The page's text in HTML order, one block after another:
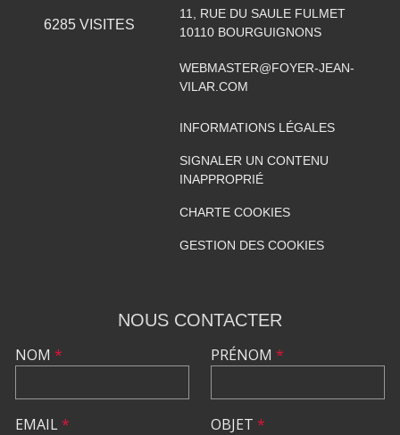
6285 VISITES
11, RUE DU SAULE FULMET
10110 BOURGUIGNONS
WEBMASTER@FOYER-JEAN-
VILAR.COM
INFORMATIONS LÉGALES
SIGNALER UN CONTENU
INAPPROPRIÉ
CHARTE COOKIES
GESTION DES COOKIES
NOUS CONTACTER
NOM *
EMAIL*
PRÉNOM *
OBJET *